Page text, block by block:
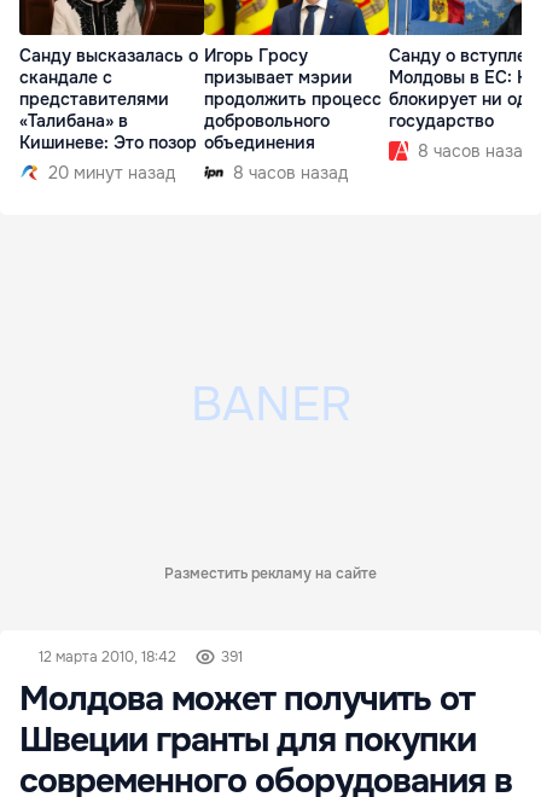
Санду высказалась о
скандале с
представителями
«Талибана» в
Кишиневе: Это позор
20 минут назад
Игорь Гросу
призывает мэрии
продолжить процесс
добровольного
объединения
8 часов назад
Санду о
Молдовы в ЕС:
блокирует ни
государство
8 часов назад
Разместить рекламу на сайте
12 марта 2010, 18:42 391
Молдова может получить от
Швеции гранты для покупки
современного оборудования в